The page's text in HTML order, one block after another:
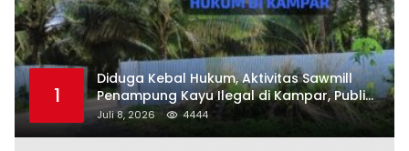
1
Diduga Kebal Hukum, Aktivitas Sawmill
Penampung Kayu Ilegal di Kampar, Publik
Soroti Komitmen Penegakan Hukum Polres
Kampar
Juli 8, 2026 4444